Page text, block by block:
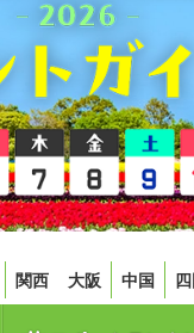
関西 大阪 中国